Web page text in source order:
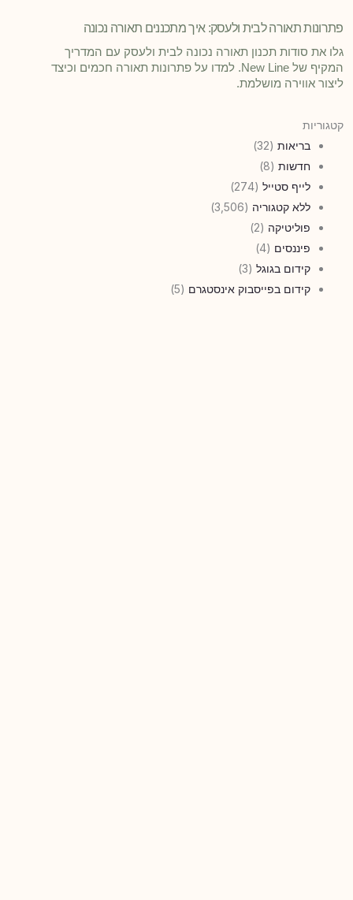
פתרונות תאורה לבית ולעסק: איך מתכננים תאורה נכונה
גלו את סודות תכנון תאורה נכונה לבית ולעסק עם המדריך
המקיף של New Line. למדו על פתרונות תאורה חכמים וכיצד
ליצור אווירה מושלמת.
קטגוריות
בריאות (32)
חדשות (8)
לייף סטייל (274)
ללא קטגוריה (3,506)
פוליטיקה (2)
פיננסים (4)
קידום בגוגל (3)
קידום בפייסבוק אינסטגרם (5)